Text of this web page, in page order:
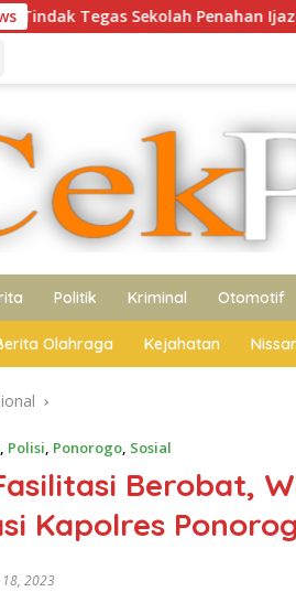
Ijazah Siswa Polres
Politik Kriminal Otomotif
Olahraga Kejahatan
, Polisi, Ponorogo, Sosial
Berobat,
Kapolres
2023